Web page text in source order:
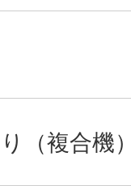
（複合機